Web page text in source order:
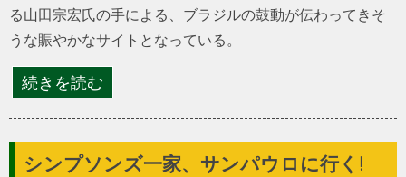
る山田宗宏氏の手による、ブラジルの鼓動が伝わってきそ
うな賑やかなサイトとなっている。
続きを読む
シンプソンズ一家、サンパウロに行く!